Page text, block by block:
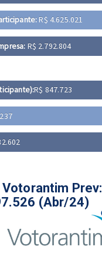
R$ 4.625.021
R$ 2.792.804
R$ 847.723
Prev:
(Abr/24)